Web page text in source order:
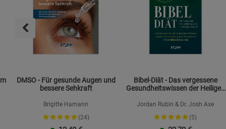
DMSO - Für gesunde Augen und
bessere Sehkraft
Brigitte Hamann
(24)
Bibel-Diät - Das vergessene
Gesundheitswissen der Heiligen
Jordan Rubin & Dr. Josh Axe
(5)